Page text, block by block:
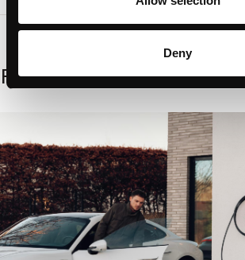
Deny
Relaterat